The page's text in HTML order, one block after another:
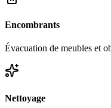
Encombrants
Évacuation de meubles et
Nettoyage